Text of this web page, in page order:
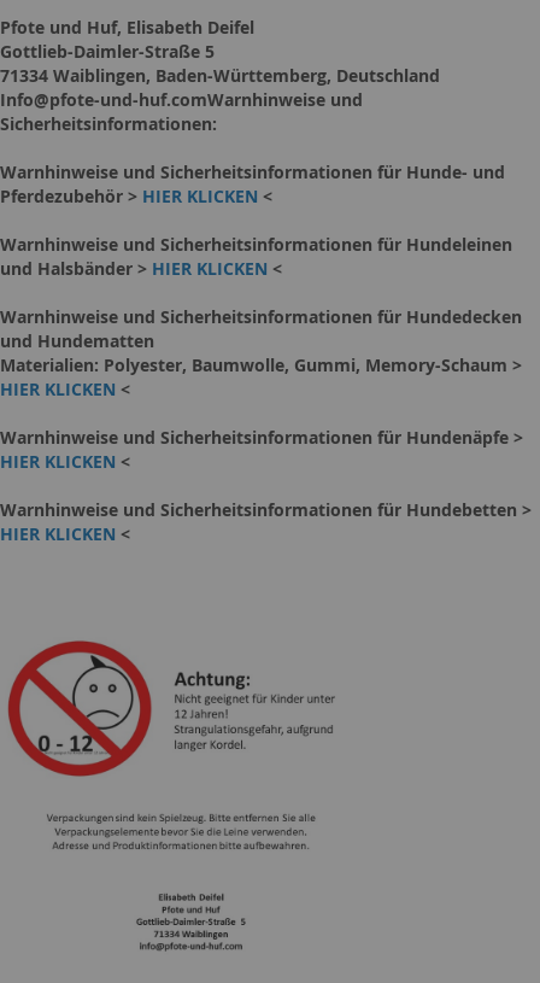
Pfote und Huf, Elisabeth Deifel
Gottlieb-Daimler-Straße 5
71334 Waiblingen, Baden-Württemberg, Deutschland
Info@pfote-und-huf.comWarnhinweise und
Sicherheitsinformationen:
Warnhinweise und Sicherheitsinformationen für Hunde- und
Pferdezubehör > HIER KLICKEN <
Warnhinweise und Sicherheitsinformationen für Hundeleinen
und Halsbänder > HIER KLICKEN <
Warnhinweise und Sicherheitsinformationen für Hundedecken
und Hundematten
Materialien: Polyester, Baumwolle, Gummi, Memory-Schaum >
HIER KLICKEN <
Warnhinweise und Sicherheitsinformationen für Hundenäpfe >
HIER KLICKEN <
Warnhinweise und Sicherheitsinformationen für Hundebetten >
HIER KLICKEN <